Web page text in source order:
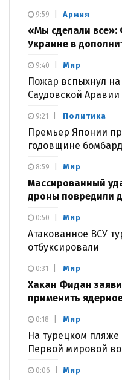
Армия
«Мы сделали все»:
Украине в
9:59
Мир
Пожар вспыхнул на
Саудовской Аравии
9:40
Политика
Премьер Японии
годовщине
9:21
Мир
Массированный
дроны повредили
8:59
Мир
Атакованное ВСУ
отбуксировали
0:50
Мир
Хакан Фидан
применить
0:31
Мир
На турецком
Первой мировой
0:18
Мир
0:06